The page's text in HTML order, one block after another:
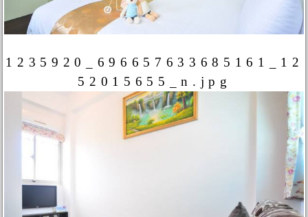
1235920_696657633685161_12
52015655_n.jpg